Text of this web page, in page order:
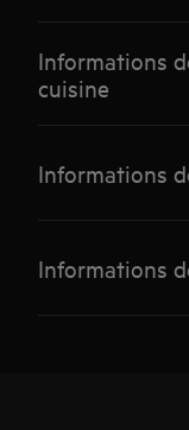
Informations
cuisine
Informations
Informations